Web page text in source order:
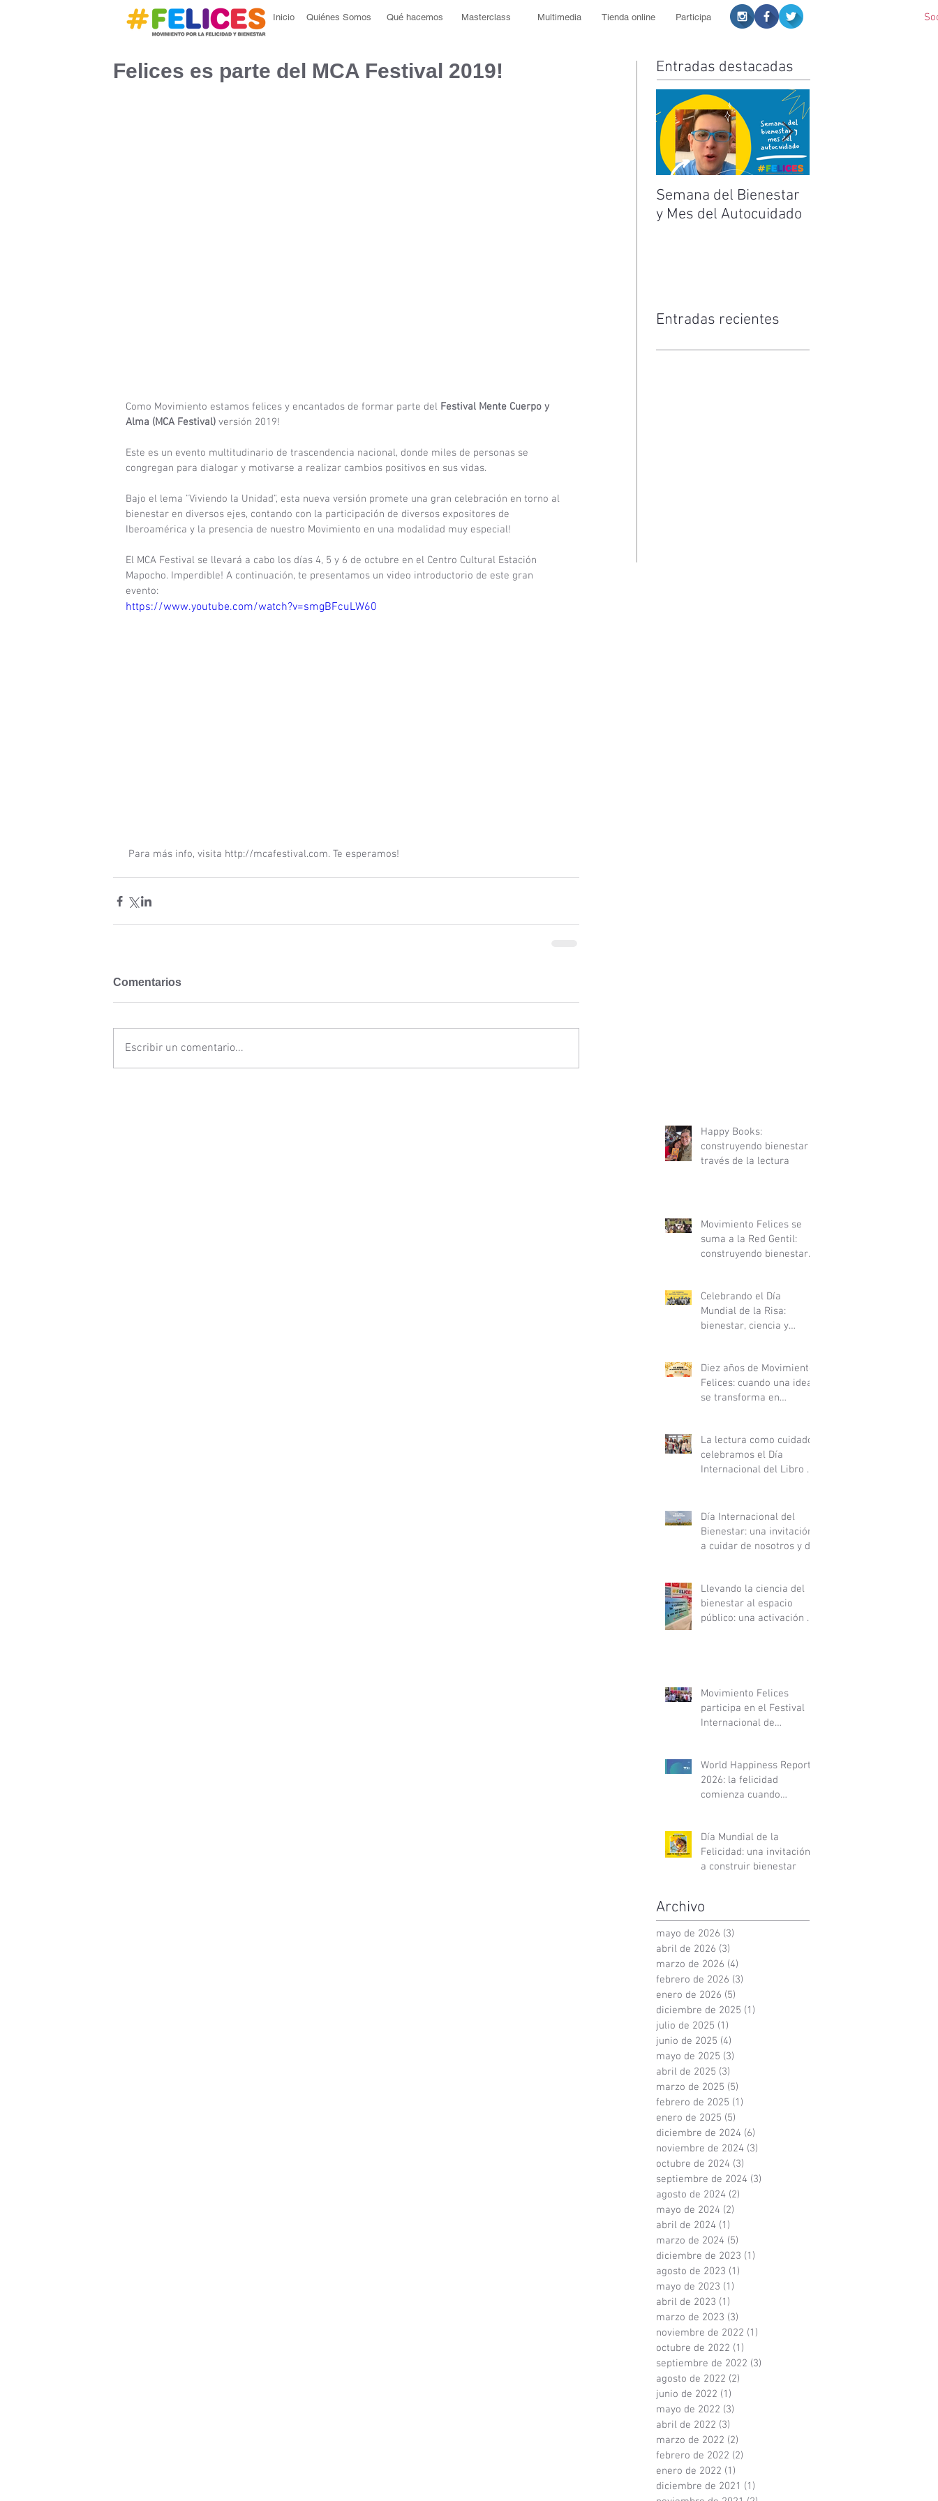
Inicio Quiénes Somos Qué hacemos Masterclass Multimedia Tienda online Participa
Felices es parte del MCA Festival 2019!
Como Movimiento estamos felices y encantados de formar parte del Festival Mente Cuerpo y
Alma (MCA Festival) versión 2019!
Este es un evento multitudinario de trascendencia nacional, donde miles de personas se
congregan para dialogar y motivarse a realizar cambios positivos en sus vidas.
Bajo el lema "Viviendo la Unidad", esta nueva versión promete una gran celebración en torno al
bienestar en diversos ejes, contando con la participación de diversos expositores de
Iberoamérica y la presencia de nuestro Movimiento en una modalidad muy especial!
El MCA Festival se llevará a cabo los días 4, 5 y 6 de octubre en el Centro Cultural Estación
Mapocho. Imperdible! A continuación, te presentamos un video introductorio de este gran
evento:
https://www.youtube.com/watch?v=smgBFcuLW60
Para más info, visita http://mcafestival.com. Te esperamos!
Comentarios
Escribir un comentario...
Entradas destacadas
Semana del Bienestar
y Mes del Autocuidado
Entradas recientes
Happy Books:
construyendo bienestar a
través de la lectura
Movimiento Felices se
suma a la Red Gentil:
construyendo bienestar
Celebrando el Día
Mundial de la Risa:
bienestar, ciencia y
Diez años de Movimiento
Felices: cuando una idea
se transforma en
La lectura como cuidado:
celebramos el Día
Internacional del Libro en
Día Internacional del
Bienestar: una invitación
a cuidar de nosotros y de
Llevando la ciencia del
bienestar al espacio
público: una activación en
Movimiento Felices
participa en el Festival
Internacional de
alianza con PsyLife
World Happiness Report
2026: la felicidad
comienza cuando
Día Mundial de la
Felicidad: una invitación
a construir bienestar
Archivo
mayo de 2026 (3)
abril de 2026 (3)
marzo de 2026 (4)
febrero de 2026 (3)
enero de 2026 (5)
diciembre de 2025 (1)
julio de 2025 (1)
junio de 2025 (4)
mayo de 2025 (3)
abril de 2025 (3)
marzo de 2025 (5)
febrero de 2025 (1)
enero de 2025 (5)
diciembre de 2024 (6)
noviembre de 2024 (3)
octubre de 2024 (3)
septiembre de 2024 (3)
agosto de 2024 (2)
mayo de 2024 (2)
abril de 2024 (1)
marzo de 2024 (5)
diciembre de 2023 (1)
agosto de 2023 (1)
mayo de 2023 (1)
abril de 2023 (1)
marzo de 2023 (3)
noviembre de 2022 (1)
octubre de 2022 (1)
septiembre de 2022 (3)
agosto de 2022 (2)
junio de 2022 (1)
mayo de 2022 (3)
abril de 2022 (3)
marzo de 2022 (2)
febrero de 2022 (2)
enero de 2022 (1)
diciembre de 2021 (1)